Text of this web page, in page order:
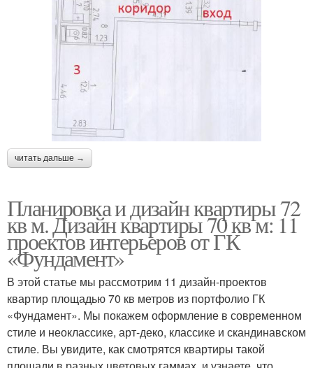
читать дальше →
Планировка и дизайн квартиры 72
кв м. Дизайн квартиры 70 кв м: 11
проектов интерьеров от ГК
«Фундамент»
В этой статье мы рассмотрим 11 дизайн-проектов
квартир площадью 70 кв метров из портфолио ГК
«Фундамент». Мы покажем оформление в современном
стиле и неоклассике, арт-деко, классике и скандинавском
стиле. Вы увидите, как смотрятся квартиры такой